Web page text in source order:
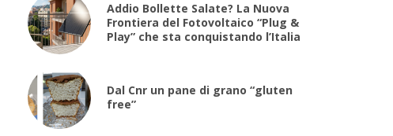
Addio Bollette Salate? La Nuova
Frontiera del Fotovoltaico “Plug &
Play” che sta conquistando l’Italia
Dal Cnr un pane di grano “gluten
free”